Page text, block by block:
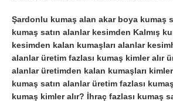
Şardonlu kumaş alan akar boya kumaş
kumaş satın alanlar kesimden Kalmış
kesimden kalan kumaşları alanlar
alanlar üretim fazlası kumaş kimler alır
alanlar üretimden kalan kumaşları kimler
kumaş satın alanlar üretim fazlası
kumaş kimler alır? İhraç fazlası kumaş